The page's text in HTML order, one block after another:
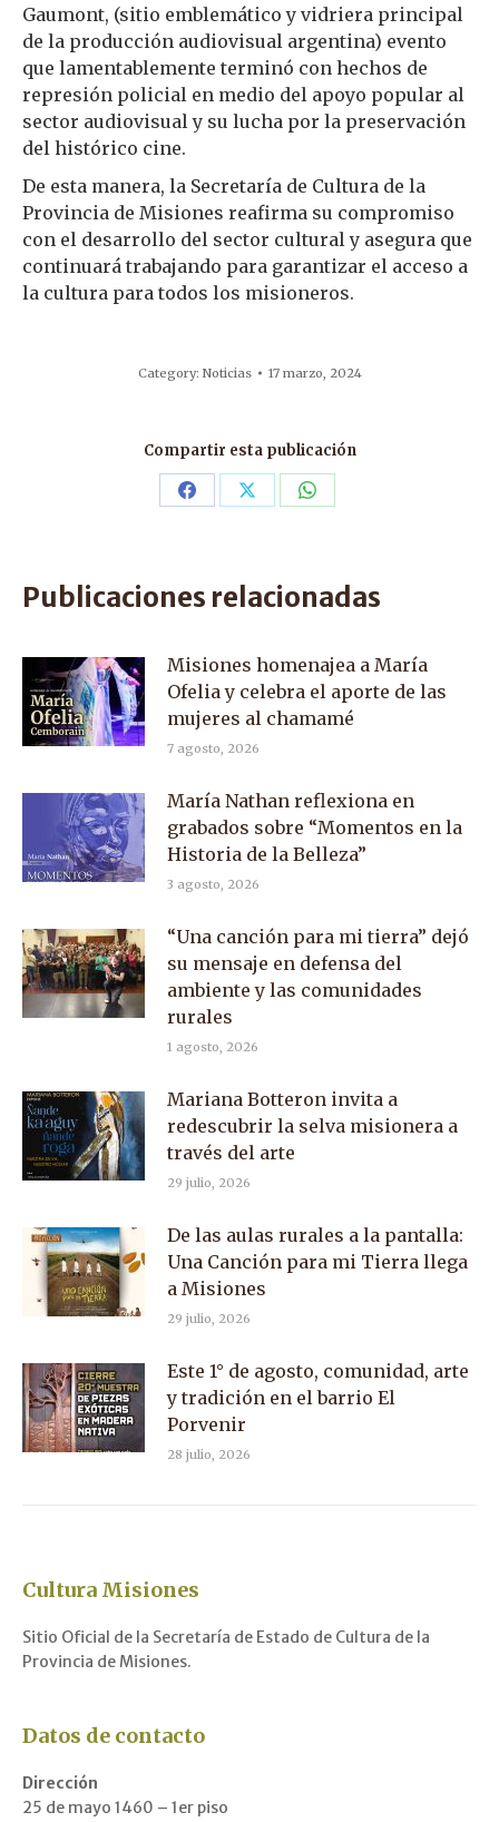
Gaumont, (sitio emblemático y vidriera principal
de la producción audiovisual argentina) evento
que lamentablemente terminó con hechos de
represión policial en medio del apoyo popular al
sector audiovisual y su lucha por la preservación
del histórico cine.
De esta manera, la Secretaría de Cultura de la
Provincia de Misiones reafirma su compromiso
con el desarrollo del sector cultural y asegura que
continuará trabajando para garantizar el acceso a
la cultura para todos los misioneros.
Category: Noticias 17 marzo, 2024
Compartir esta publicación
Share Share Share
Publicaciones relacionadas
Misiones homenajea a María
Ofelia y celebra el aporte de las
mujeres al chamamé
7 agosto, 2026
María Nathan reflexiona en
grabados sobre “Momentos en la
Historia de la Belleza”
3 agosto, 2026
“Una canción para mi tierra” dejó
su mensaje en defensa del
ambiente y las comunidades
rurales
1 agosto, 2026
Mariana Botteron invita a
redescubrir la selva misionera a
través del arte
29 julio, 2026
De las aulas rurales a la pantalla:
Una Canción para mi Tierra llega
a Misiones
29 julio, 2026
Este 1° de agosto, comunidad, arte
y tradición en el barrio El
Porvenir
28 julio, 2026
Cultura Misiones
Sitio Oficial de la Secretaría de Estado de Cultura de la
Provincia de Misiones.
Datos de contacto
Dirección
25 de mayo 1460 – 1er piso